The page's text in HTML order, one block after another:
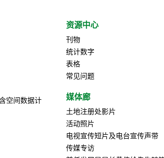
空间数据计
资源中心
刊物
统计数字
表格
常见问题
媒体廊
土地注册处影片
活动照片
电视宣传短片及电台宣传声带
传媒专访